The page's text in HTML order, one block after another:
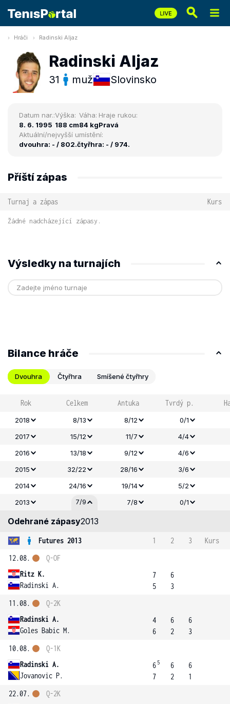
Hráči Radinski Aljaz
Radinski Aljaz
31 muž Slovinsko
Datum nar.:
8. 6. 1995
Výška:
188 cm
Váha:
84 kg
Hraje rukou:
Pravá
Aktuální/nejvyšší umístění:
dvouhra: - / 802.čtyřhra: - / 974.
Příští zápas
Turnaj a zápas Kurs
Žádné nadcházející zápasy.
Výsledky na turnajích
Bilance hráče
Dvouhra Čtyřhra Smíšené čtyřhry
Rok Celkem Antuka Tvrdý p.
2018 8/13 8/12
0/1
2017
15/12 11/7
4/4
2016
13/18 9/12
4/6
2015
32/22 28/16
3/6
2014
24/16 19/14
5/2
2013
7/9 7/8 0/1
Odehrané zápasy2013
Futures 2013 1 2 3
Kurs
12.08.
Ritz K.
Radinski A.
Q-OF
7
5
6
3
11.08.
Radinski A.
Goles Babic M.
Q-2K
4
6
6
2
6
3
10.08.
Radinski A.
Jovanovic P.
Q-1K
6 5
7
6
2
6
1
22.07.
Q-2K